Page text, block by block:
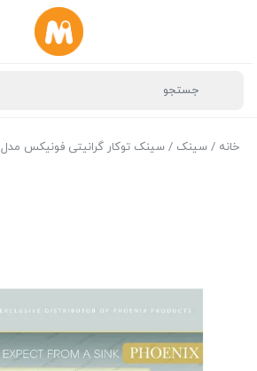
خانه / سینک / سینک توکار گرانیتی فونیکس مدل ۵۱۰ رنگ کرم